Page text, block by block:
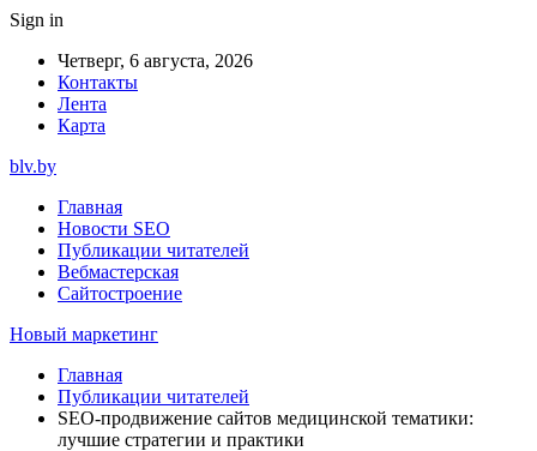
Sign in
Четверг, 6 августа, 2026
Контакты
Лента
Карта
blv.by
Главная
Новости SEO
Публикации читателей
Вебмастерская
Сайтостроение
Новый маркетинг
Главная
Публикации читателей
SEO-продвижение сайтов медицинской тематики:
лучшие стратегии и практики